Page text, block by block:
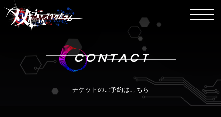
CONTACT
チケットのご予約はこちら